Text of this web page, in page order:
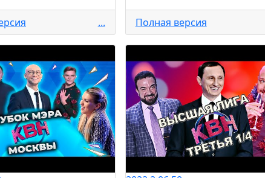
... Полная версия